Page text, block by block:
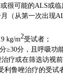
很可能的ALS或临
（从第一次出现
kg/m2受试者；
≥30分，且呼吸功
疗或在筛选访视
利鲁唑治疗的受试